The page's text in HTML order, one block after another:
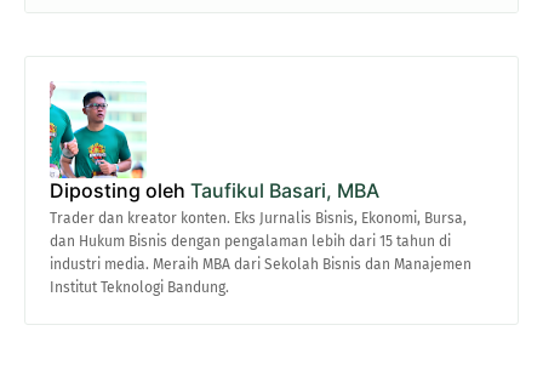
Diposting oleh Taufikul Basari, MBA
Trader dan kreator konten. Eks Jurnalis Bisnis, Ekonomi, Bursa,
dan Hukum Bisnis dengan pengalaman lebih dari 15 tahun di
industri media. Meraih MBA dari Sekolah Bisnis dan Manajemen
Institut Teknologi Bandung.